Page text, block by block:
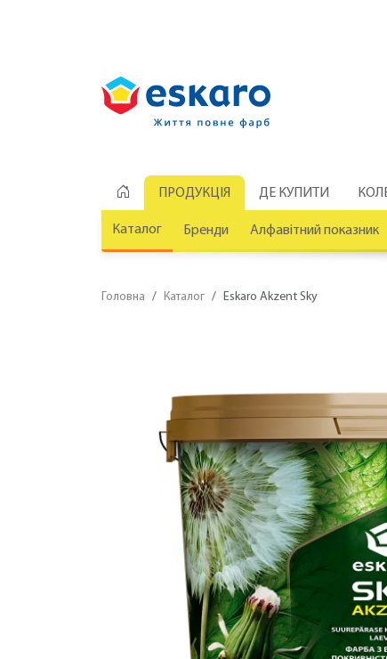
ПРОДУКЦІЯ ДЕ КУПИТИ
Каталог Бренди Алфавітний показник
Головна Каталог Eskaro Akzent Sky